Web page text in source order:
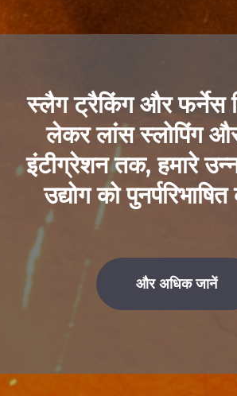
स्लैग ट्रैकिंग और फर्नेस
लेकर लांस स्लोपिंग
इंटीग्रेशन तक, हमारे
उद्योग को
और अधिक जानें